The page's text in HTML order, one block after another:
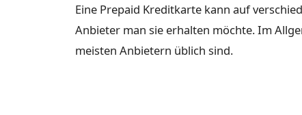
Eine Prepaid Kreditkarte kann auf
Anbieter man sie erhalten möchte. Im
meisten Anbietern üblich sind.